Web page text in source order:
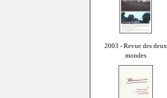
2003 - Revue des deux
mondes